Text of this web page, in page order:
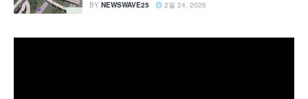
BY NEWSWAVE25 2월 24, 2026